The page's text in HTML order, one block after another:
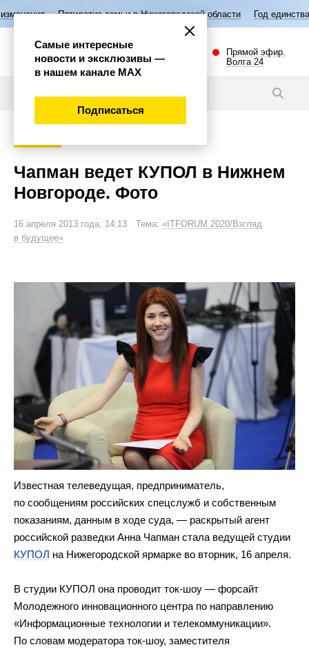
семьи в Нижегородской области Год единства народов России
Прямой эфир.
Волга 24
Чапман ведет КУПОЛ в Нижнем
Новгороде. Фото
16 апреля 2013 года, 14:13 Тема: «ITFORUM 2020/Взгляд
в будущее»
Известная телеведущая, предприниматель,
по сообщениям российских спецслужб и собственным
показаниям, данным в ходе суда, — раскрытый агент
российской разведки Анна Чапман стала ведущей студии
КУПОЛ на Нижегородской ярмарке во вторник, 16 апреля.
В студии КУПОЛ она проводит ток-шоу — форсайт
Молодежного инновационного центра по направлению
«Информационные технологии и телекоммуникации».
По словам модератора ток-шоу, заместителя
Самые интересные
новости и эксклюзивы —
в нашем канале МАХ
Подписаться